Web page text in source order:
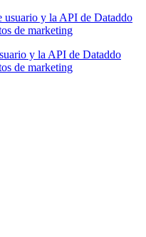
y la API de Dataddo
de marketing